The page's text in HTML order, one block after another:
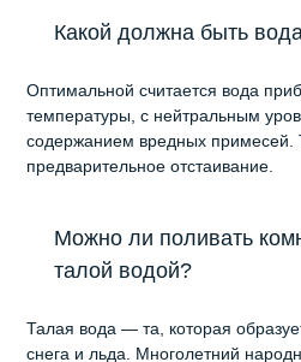
Какой должна быть
Оптимальной считается вода
температуры, с нейтральным
содержанием вредных примесей.
предварительное отстаивание.
Можно ли поливать
талой водой?
Талая вода — та, которая
снега и льда. Многолетний